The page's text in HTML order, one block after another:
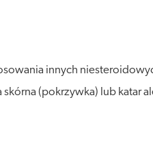
innych
(pokrzywka) lub katar